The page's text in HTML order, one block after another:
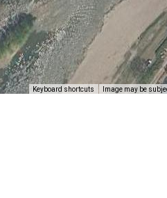
Keyboard shortcuts Image may be